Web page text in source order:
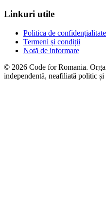
Linkuri utile
Politica de confidențialitate
Termeni și condiții
Notă de informare
© 2026 Code for Romania.
independentă, neafiliată politic și